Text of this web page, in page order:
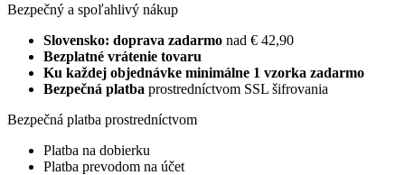
Bezpečný a spoľahlivý nákup
Slovensko: doprava zadarmo nad € 42,90
Bezplatné vrátenie tovaru
Ku každej objednávke minimálne 1 vzorka zadarmo
Bezpečná platba prostredníctvom SSL šifrovania
Bezpečná platba prostredníctvom
Platba na dobierku
Platba prevodom na účet